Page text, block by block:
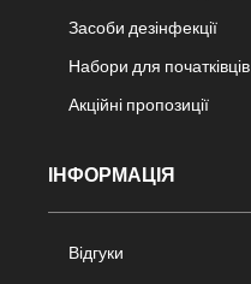
Засоби дезінфекції
Набори для початківців
Акційні пропозиції
ІНФОРМАЦІЯ
Відгуки